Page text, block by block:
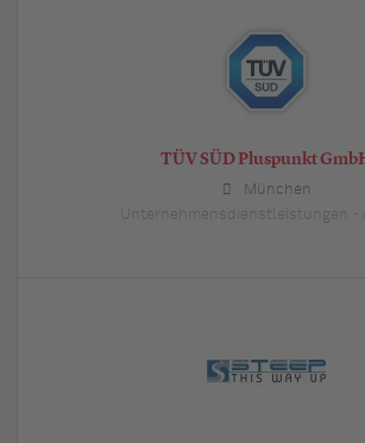
TÜV SÜD Pluspunkt
München
Unternehmensdienstleistungen -